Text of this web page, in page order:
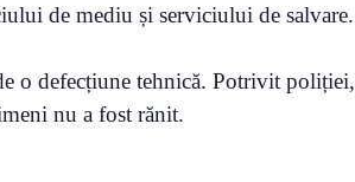
de mediu și serviciului de salvare.
o defecțiune tehnică. Potrivit poliției,
nu a fost rănit.